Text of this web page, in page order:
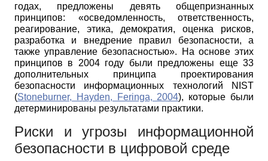
годах, предложены девять общепризнанных
принципов: «осведомленность, ответственность,
реагирование, этика, демократия, оценка рисков,
разработка и внедрение правил безопасности, а
также управление безопасностью». На основе этих
принципов в 2004 году были предложены еще 33
дополнительных принципа проектирования
безопасности информационных технологий NIST
(Stoneburner, Hayden, Feringa, 2004), которые были
детерминированы результатами практики.
Риски и угрозы информационной
безопасности в цифровой среде